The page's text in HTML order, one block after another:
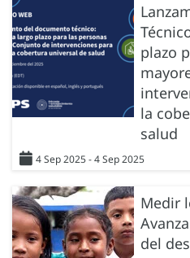
plazo
la
salud
4 Sep 2025 - 4 Sep 2025
Medir
del